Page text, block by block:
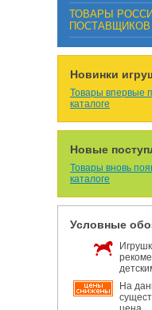
ТОВАРЫ
ПОСТАВЩИКОВ
Новинки
Товары впервые
каталоге
Новые
Товары вновь
каталоге
Условные
На